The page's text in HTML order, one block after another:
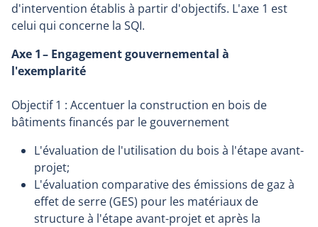
d'intervention établis à partir d'objectifs. L'axe 1 est
celui qui concerne la SQI.
Axe 1 – Engagement gouvernemental à
l'exemplarité
Objectif 1 : Accentuer la construction en bois de
bâtiments financés par le gouvernement
L'évaluation de l'utilisation du bois à l'étape avant-
projet;
L'évaluation comparative des émissions de gaz à
effet de serre (GES) pour les matériaux de
structure à l'étape avant-projet et après la